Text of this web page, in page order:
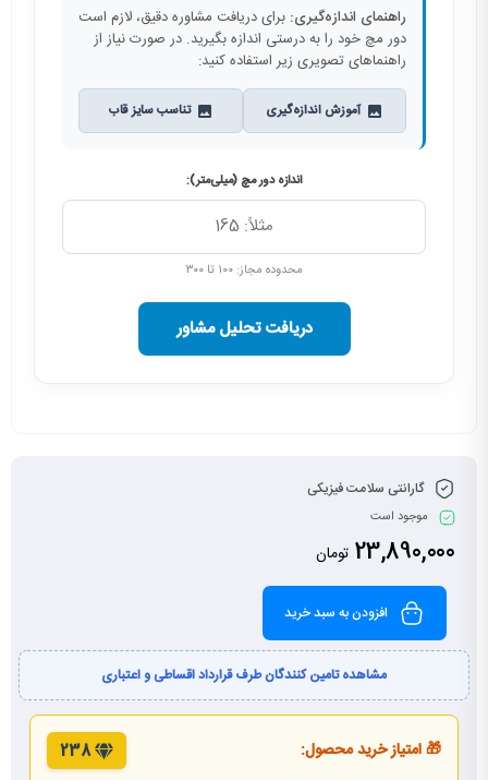
راهنمای اندازه‌گیری: برای دریافت مشاوره دقیق، لازم است
دور مچ خود را به درستی اندازه بگیرید. در صورت نیاز از
راهنماهای تصویری زیر استفاده کنید:
آموزش اندازه‌گیری تناسب سایز قاب
اندازه دور مچ (میلی‌متر):
محدوده مجاز: ۱۰۰ تا ۳۰۰
دریافت تحلیل مشاور
گارانتی سلامت فیزیکی
موجود است
23,890,000 تومان
افزودن به سبد خرید
مشاهده تامین کنندگان طرف قرارداد اقساطی و اعتباری
🎁 امتیاز خرید محصول: 238